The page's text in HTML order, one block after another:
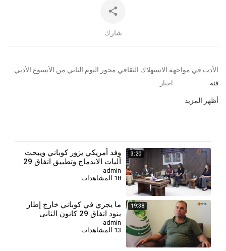
شارك
⁣الأدب في مواجهة الاستهلاك الثقافي محور اليوم الثاني من الأسبوع الأدبي
فئة اخبار
أظهر المزيد
3:20
⁣وفد أمريكي يزور كوباني ويبحث
آليات الاندماج وتطبيق اتفاق 29
كانون الثاني
admin
18 المشاهدات
19:38
⁣ما يجري في كوباني خارج إطار
بنود اتفاق 29 كانون الثاني
admin
13 المشاهدات